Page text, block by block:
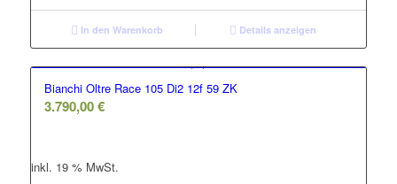
In den Warenkorb Details anzeigen
Bianchi Oltre Race 105 Di2 12f 59 ZK
3.790,00€
inkl. 19 % MwSt.